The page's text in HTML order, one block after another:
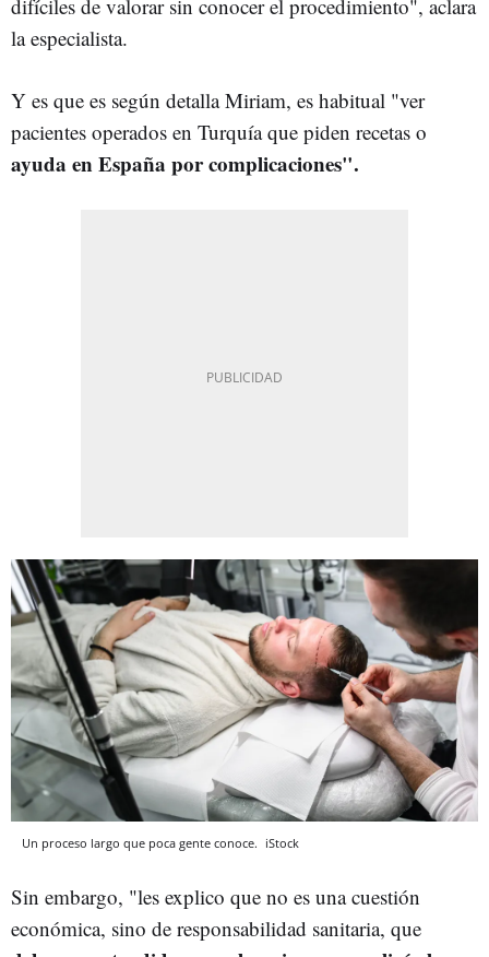
difíciles de valorar sin conocer el procedimiento", aclara
la especialista.
Y es que es según detalla Miriam, es habitual "ver
pacientes operados en Turquía que piden recetas o
ayuda en España por complicaciones".
Un proceso largo que poca gente conoce. iStock
Sin embargo, "les explico que no es una cuestión
económica, sino de responsabilidad sanitaria, que